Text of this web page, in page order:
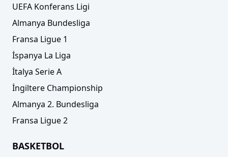
UEFA Konferans Ligi
Almanya Bundesliga
Fransa Ligue 1
İspanya La Liga
İtalya Serie A
İngiltere Championship
Almanya 2. Bundesliga
Fransa Ligue 2
BASKETBOL